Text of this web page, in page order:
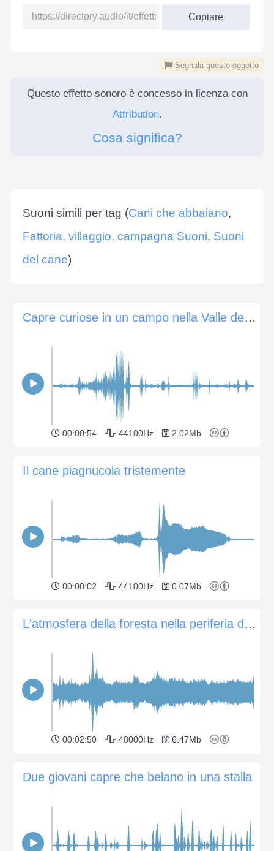
Copiare
Segnala questo oggetto
Questo effetto sonoro è concesso in licenza con
Attribution.
Cosa significa?
Suoni simili per tag (Cani che abbaiano,
Fattoria, villaggio, campagna Suoni, Suoni
del cane)
Capre curiose in un campo nella Valle dell'Isonzo, Slovenia
00:00:54 44100Hz 2.02Mb
Il cane piagnucola tristemente
00:00:02 44100Hz 0.07Mb
L'atmosfera della foresta nella periferia del villaggio
00:02:50 48000Hz 6.47Mb
Due giovani capre che belano in una stalla